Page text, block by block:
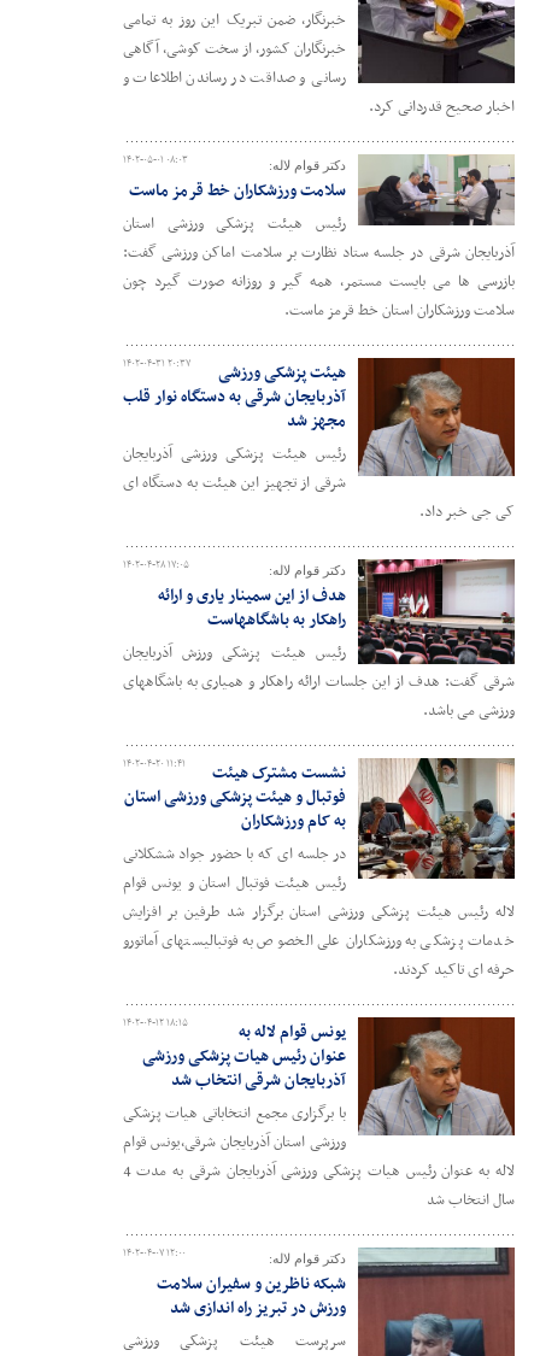
خبرنگار، ضمن تبریک این روز به تمامی
خبرنگاران کشور، از سخت کوشی، آگاهی
رسانی و صداقت در رساندن اطلاعات و
اخبار صحیح قدردانی کرد.
۱۴۰۲-۰۵-۰۱ ۰۸:۰۳ دکتر قوام لاله:
سلامت ورزشکاران خط قرمز ماست
رئیس هیئت پزشکی ورزشی استان
آذربایجان شرقی در جلسه ستاد نظارت بر سلامت اماکن ورزشی گفت:
بازرسی ها می بایست مستمر، همه گیر و روزانه صورت گیرد چون
سلامت ورزشکاران استان خط قرمز ماست.
۱۴۰۲-۰۴-۳۱ ۲۰:۳۷
هیئت پزشکی ورزشی
آذربایجان شرقی به دستگاه نوار قلب
مجهز شد
رئیس هیئت پزشکی ورزشی آذربایجان
شرقی از تجهیز این هیئت به دستگاه ای
کی جی خبر داد.
۱۴۰۲-۰۴-۲۸ ۱۷:۰۵ دکتر قوام لاله:
هدف از این سمینار یاری و ارائه
راهکار به باشگاههاست
رئیس هیئت پزشکی ورزش آذربایجان
شرقی گفت: هدف از این جلسات ارائه راهکار و همیاری به باشگاههای
ورزشی می باشد.
۱۴۰۲-۰۴-۲۰ ۱۱:۴۱
نشست مشترک هیئت
فوتبال و هیئت پزشکی ورزشی استان
به کام ورزشکاران
در جلسه ای که با حضور جواد ششکلانی
رئیس هیئت فوتبال استان و یونس قوام
لاله رئیس هیئت پزشکی ورزشی استان برگزار شد طرفین بر افزایش
خدمات پزشکی به ورزشکاران علی الخصوص به فوتبالیستهای آماتورو
حرفه ای تاکید کردند.
۱۴۰۲-۰۴-۱۲ ۱۸:۱۵
یونس قوام لاله به
عنوان رئیس هیات پزشکی ورزشی
آذربایجان شرقی انتخاب شد
با برگزاری مجمع انتخاباتی هیات پزشکی
ورزشی استان آذربایجان شرقی،یونس قوام
لاله به عنوان رئیس هیات پزشکی ورزشی آذربایجان شرقی به مدت 4
سال انتخاب شد
۱۴۰۲-۰۴-۰۷ ۱۲:۰۰ دکتر قوام لاله:
شبکه ناظرین و سفیران سلامت
ورزش در تبریز راه اندازی شد
سرپرست هیئت پزشکی ورزشی